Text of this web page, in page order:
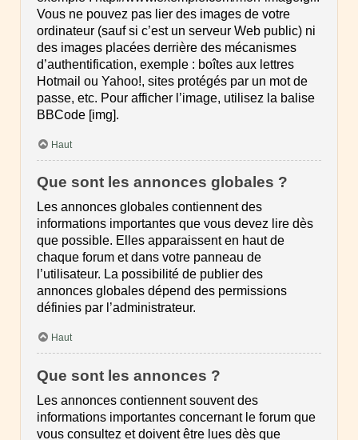
Vous ne pouvez pas lier des images de votre
ordinateur (sauf si c’est un serveur Web public) ni
des images placées derrière des mécanismes
d’authentification, exemple : boîtes aux lettres
Hotmail ou Yahoo!, sites protégés par un mot de
passe, etc. Pour afficher l’image, utilisez la balise
BBCode [img].
Haut
Que sont les annonces globales ?
Les annonces globales contiennent des
informations importantes que vous devez lire dès
que possible. Elles apparaissent en haut de
chaque forum et dans votre panneau de
l’utilisateur. La possibilité de publier des
annonces globales dépend des permissions
définies par l’administrateur.
Haut
Que sont les annonces ?
Les annonces contiennent souvent des
informations importantes concernant le forum que
vous consultez et doivent être lues dès que